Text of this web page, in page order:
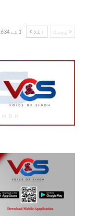
پچھلا اگلا 1 کے 2,634